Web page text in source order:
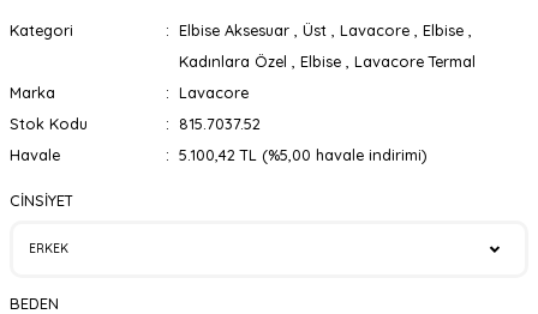
Kategori Elbise Aksesuar Üst Lavacore Elbise
Kadınlara Özel
Elbise
Lavacore Termal
Marka
Lavacore
Stok Kodu
815.7037.52
Havale
5.100,42 TL (%5,00 havale indirimi)
CİNSİYET
BEDEN